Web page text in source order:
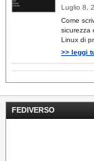
FEDIVERSO
Luglio 8,
Come
sicurezza
Linux di
>> leggi